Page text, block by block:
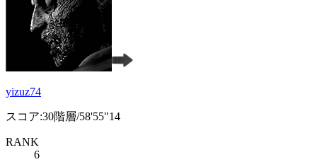
yizuz74
スコア:30階層/58'55"14
RANK
6